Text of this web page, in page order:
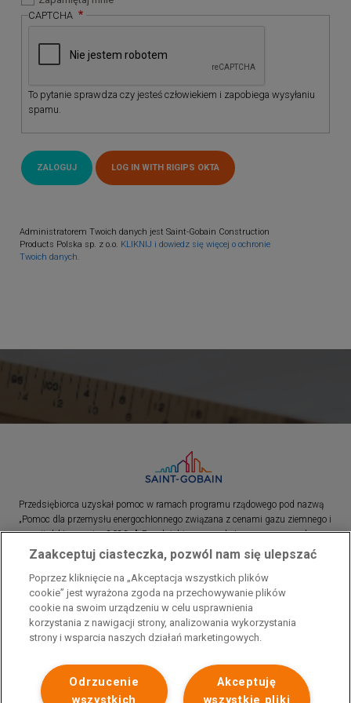
CAPTCHA
To pytanie sprawdza czy jesteś człowiekiem i zapobiega wysyłaniu
spamu.
Administratorem Twoich danych jest Saint-Gobain Construction
Products Polska sp. z o.o. KLIKNIJ i dowiedz się więcej o ochronie
Twoich danych.
Przedsiębiorca uzyskał pomoc w ramach programu rządowego pod nazwą
„Pomoc dla przemysłu energochłonnego związana z cenami gazu ziemnego i
energii elektrycznej w 2023 r.”. Przedsiębiorca uzyskał pomoc w ramach
programu rządowego pod nazwą: „Pomoc dla sektorów energochłonnych
związana z nagłymi wzrostami cen gazu ziemnego i energii elektrycznej w
2022 r.”
Zaakceptuj ciasteczka, pozwól nam się ulepszać
Poprzez kliknięcie na „Akceptacja wszystkich plików
cookie” jest wyrażona zgoda na przechowywanie plików
cookie na swoim urządzeniu w celu usprawnienia
korzystania z nawigacji strony, analizowania wykorzystania
strony i wsparcia naszych działań marketingowych.
Akceptuję
wszystkie pliki
Odrzucenie
wszystkich